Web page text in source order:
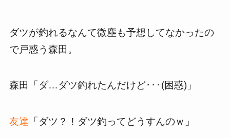
ダツが釣れるなんて微塵も予想してなかったの
で戸惑う森田。
森田「ダ…ダツ釣れたんだけど･･･(困惑)」
友達 「ダツ？！ダツ釣ってどうすんのｗ」